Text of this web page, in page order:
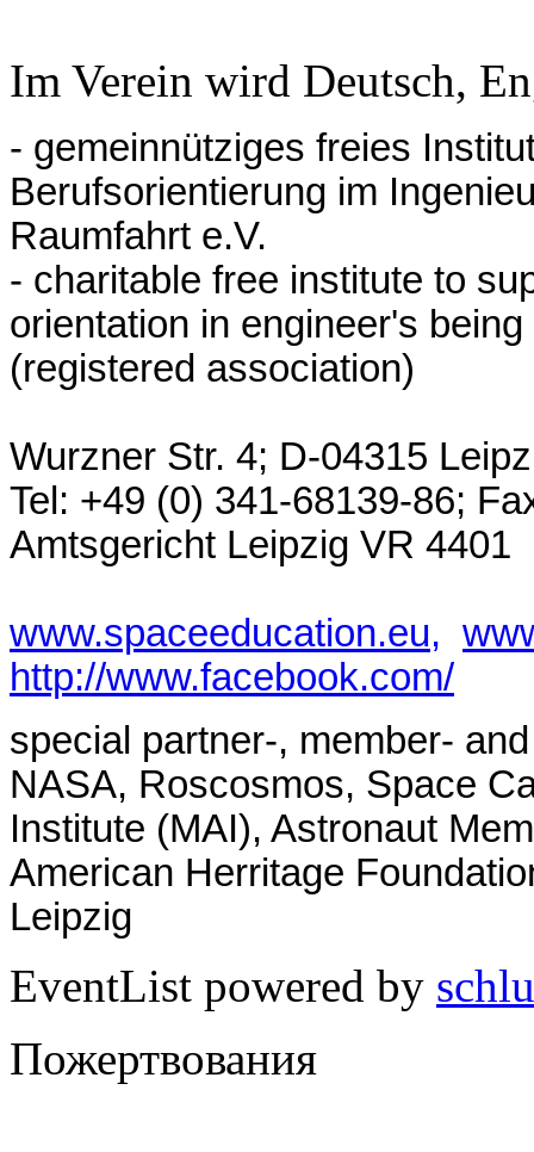
Im Verein wird Deutsch,
- gemeinnütziges freies
Berufsorientierung im
Raumfahrt e.V.
- charitable free institute to
orientation in engineer's
(registered association)
Wurzner Str. 4; D-04315
Tel: +49 (0) 341-68139-86;
Amtsgericht Leipzig VR 4401
www.spaceeducation.eu,
http://www.facebook.com/
special partner-, member-
NASA, Roscosmos, Space
Institute (MAI), Astronaut
American Herritage
Leipzig
EventList powered by
Пожертвования